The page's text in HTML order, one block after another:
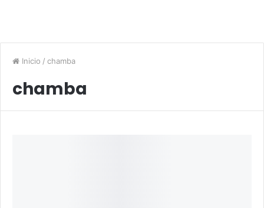
Inicio / chamba
chamba